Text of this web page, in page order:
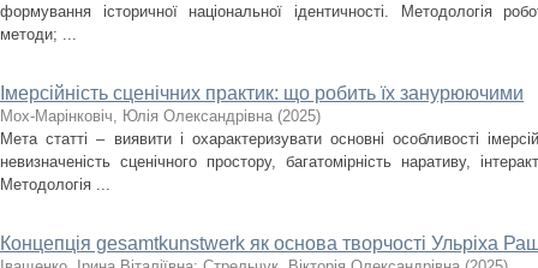
формування історичної національної ідентичності. Методологія
методи; ...
Імерсійність сценічних практик: що робить їх занурюючими
Мох-Марінковіч, Юлія Олександрівна (2025)
Мета статті – виявити і охарактеризувати основні особливості
невизначеність сценічного простору, багатомірність наративу,
Методологія ...
Концепція gesamtkunstwerk як основа творчості Ульріха